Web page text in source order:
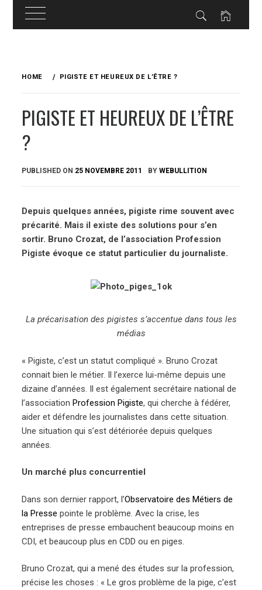
HOME PIGISTE ET HEUREUX DE L’ÊTRE ?
PIGISTE ET HEUREUX DE L’ÊTRE
?
PUBLISHED ON 25 NOVEMBRE 2011 BYWEBULLITION
Depuis quelques années, pigiste rime souvent avec
précarité. Mais il existe des solutions pour s’en
sortir. Bruno Crozat, de l’association Profession
Pigiste évoque ce statut particulier du journaliste.
La précarisation des pigistes s’accentue dans tous les
médias
« Pigiste, c’est un statut compliqué ». Bruno Crozat
connait bien le métier. Il l’exerce lui-même depuis une
dizaine d’années. Il est également secrétaire national de
l’associationProfession Pigiste, qui cherche à fédérer,
aider et défendre les journalistes dans cette situation.
Une situation qui s’est détériorée depuis quelques
années.
Un marché plus concurrentiel
Dans son dernier rapport, l’Observatoire des Métiers de
la Pressepointe le problème. Avec la crise, les
entreprises de presse embauchent beaucoup moins en
CDI, et beaucoup plus en CDD ou en piges.
Bruno Crozat, qui a mené des études sur la profession,
précise les choses : « Le gros problème de la pige, c’est